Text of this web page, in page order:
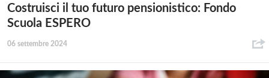
Costruisci il tuo futuro pensionistico: Fondo
Scuola ESPERO
06 settembre 2024